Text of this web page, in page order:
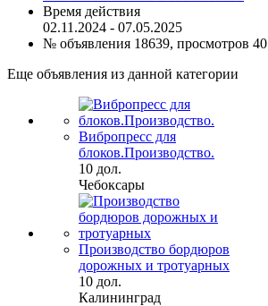
Время действия
02.11.2024 - 07.05.2025
№ объявления 18639, просмотров 40
Еще объявления из данной категории
Вибропресс для
блоков.Производство.
10 дол.
Чебоксары
Производство бордюров
дорожных и тротуарных
10 дол.
Калининград